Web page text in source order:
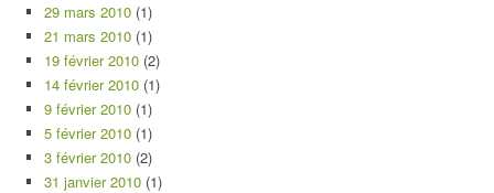
29 mars 2010 (1)
21 mars 2010 (1)
19 février 2010 (2)
14 février 2010 (1)
9 février 2010 (1)
5 février 2010 (1)
3 février 2010 (2)
31 janvier 2010 (1)